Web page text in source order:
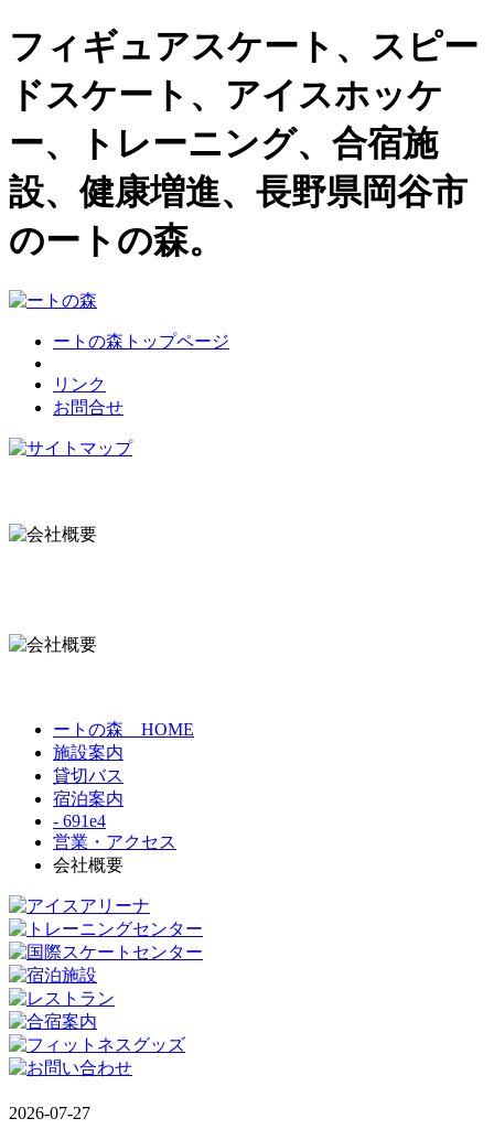
フィギュアスケート、スピー
ドスケート、アイスホッケ
ー、トレーニング、合宿施
設、健康増進、長野県岡谷市
のートの森。
ートの森トップページ
リンク
お問合せ
ートの森 HOME
施設案内
貸切バス
宿泊案内
- 691e4
営業・アクセス
会社概要
2026-07-27